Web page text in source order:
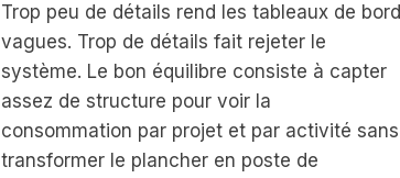
Trop peu de détails rend les tableaux de bord
vagues. Trop de détails fait rejeter le
système. Le bon équilibre consiste à capter
assez de structure pour voir la
consommation par projet et par activité sans
transformer le plancher en poste de